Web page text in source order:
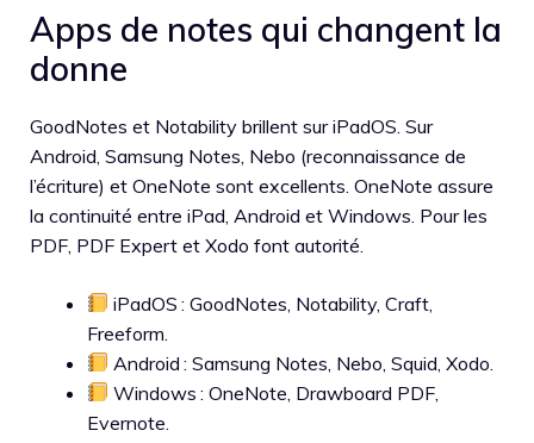
Apps de notes qui changent la
donne
GoodNotes et Notability brillent sur iPadOS. Sur
Android, Samsung Notes, Nebo (reconnaissance de
l’écriture) et OneNote sont excellents. OneNote assure
la continuité entre iPad, Android et Windows. Pour les
PDF, PDF Expert et Xodo font autorité.
iPadOS : GoodNotes, Notability, Craft,
Freeform.
Android : Samsung Notes, Nebo, Squid, Xodo.
Windows : OneNote, Drawboard PDF,
Evernote.